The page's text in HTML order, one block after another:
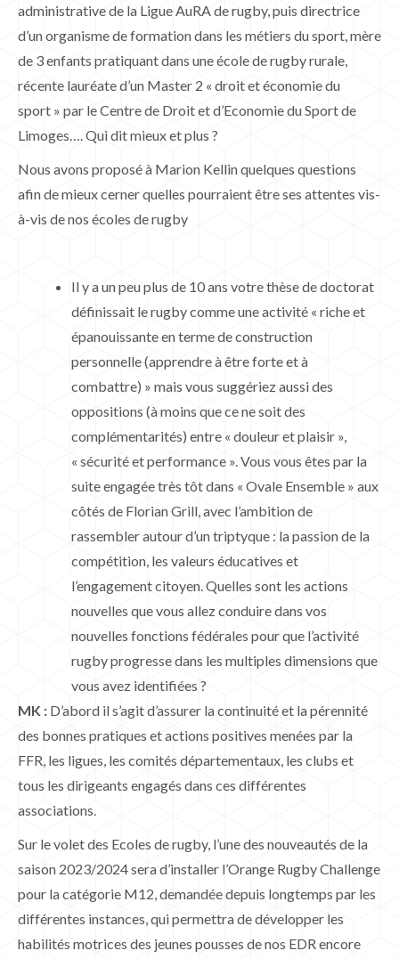
administrative de la Ligue AuRA de rugby, puis directrice
d’un organisme de formation dans les métiers du sport, mère
de 3 enfants pratiquant dans une école de rugby rurale,
récente lauréate d’un Master 2 « droit et économie du
sport » par le Centre de Droit et d’Economie du Sport de
Limoges…. Qui dit mieux et plus ?
Nous avons proposé à Marion Kellin quelques questions
afin de mieux cerner quelles pourraient être ses attentes vis-
à-vis de nos écoles de rugby
Il y a un peu plus de 10 ans votre thèse de doctorat
définissait le rugby comme une activité « riche et
épanouissante en terme de construction
personnelle (apprendre à être forte et à
combattre) » mais vous suggériez aussi des
oppositions (à moins que ce ne soit des
complémentarités) entre « douleur et plaisir »,
« sécurité et performance ». Vous vous êtes par la
suite engagée très tôt dans « Ovale Ensemble » aux
côtés de Florian Grill, avec l’ambition de
rassembler autour d’un triptyque : la passion de la
compétition, les valeurs éducatives et
l’engagement citoyen. Quelles sont les actions
nouvelles que vous allez conduire dans vos
nouvelles fonctions fédérales pour que l’activité
rugby progresse dans les multiples dimensions que
vous avez identifiées ?
MK : D’abord il s’agit d’assurer la continuité et la pérennité
des bonnes pratiques et actions positives menées par la
FFR, les ligues, les comités départementaux, les clubs et
tous les dirigeants engagés dans ces différentes
associations.
Sur le volet des Ecoles de rugby, l’une des nouveautés de la
saison 2023/2024 sera d’installer l’Orange Rugby Challenge
pour la catégorie M12, demandée depuis longtemps par les
différentes instances, qui permettra de développer les
habilités motrices des jeunes pousses de nos EDR encore